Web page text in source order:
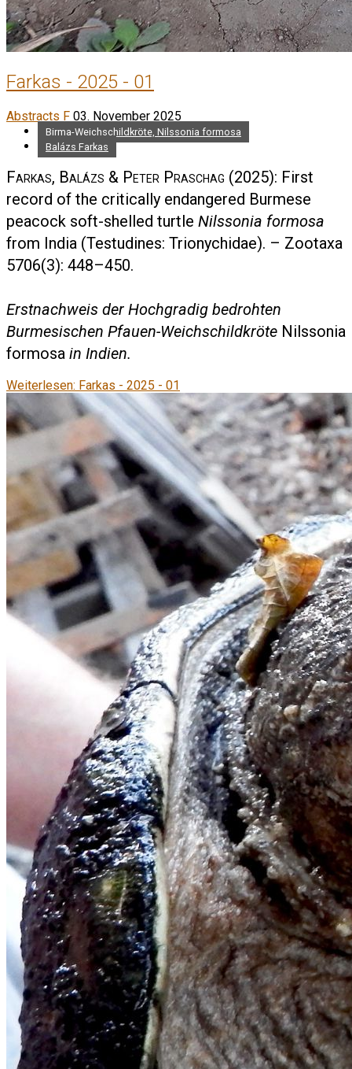
Farkas - 2025 - 01
Abstracts F 03. November 2025
Birma-Weichschildkröte, Nilssonia formosa
Balázs Farkas
Farkas, Balázs & Peter Praschag (2025): First
record of the critically endangered Burmese
peacock soft-shelled turtle Nilssonia formosa
from India (Testudines: Trionychidae). – Zootaxa
5706(3): 448–450.
Erstnachweis der Hochgradig bedrohten
Burmesischen Pfauen-Weichschildkröte Nilssonia
formosa in Indien.
Weiterlesen: Farkas - 2025 - 01